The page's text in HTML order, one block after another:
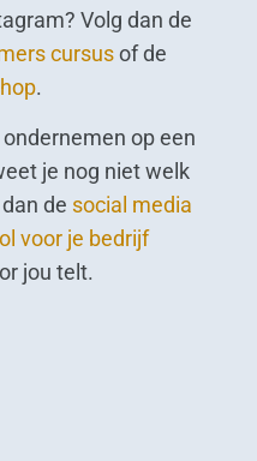
Volg dan de
cursusof de
.
op een
je nog niet welk
de social media
voor je bedrijf
jou telt.